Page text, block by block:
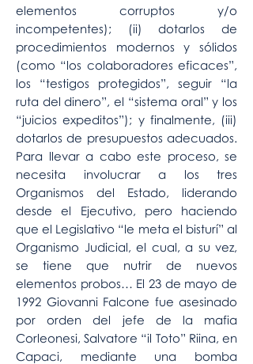
elementos corruptos y/o
incompetentes); (ii) dotarlos de
procedimientos modernos y sólidos
(como “los colaboradores eficaces”,
los “testigos protegidos”, seguir “la
ruta del dinero”, el “sistema oral” y los
“juicios expeditos”); y finalmente, (iii)
dotarlos de presupuestos adecuados.
Para llevar a cabo este proceso, se
necesita involucrar a los tres
Organismos del Estado, liderando
desde el Ejecutivo, pero haciendo
que el Legislativo “le meta el bisturí” al
Organismo Judicial, el cual, a su vez,
se tiene que nutrir de nuevos
elementos probos… El 23 de mayo de
1992 Giovanni Falcone fue asesinado
por orden del jefe de la mafia
Corleonesi, Salvatore “il Toto” Riina, en
Capaci, mediante una bomba